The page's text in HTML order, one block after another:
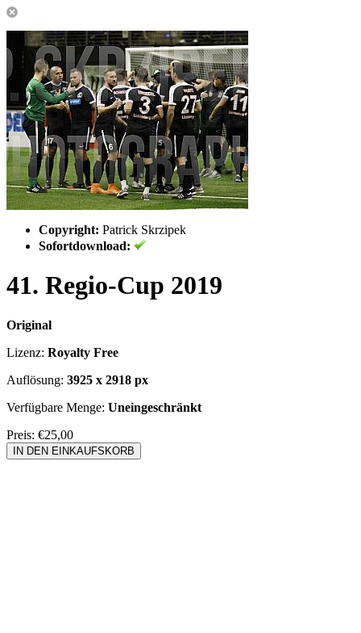
Copyright: Patrick Skrzipek
Sofortdownload:
41. Regio-Cup 2019
Original
Lizenz: Royalty Free
Auflösung: 3925 x 2918 px
Verfügbare Menge: Uneingeschränkt
Preis: €25,00